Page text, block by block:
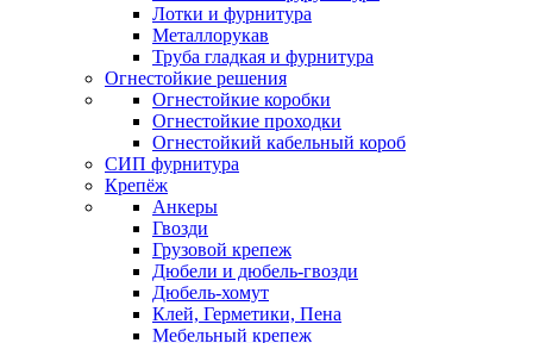
Лотки и фурнитура
Металлорукав
Труба гладкая и фурнитура
Огнестойкие решения
Огнестойкие коробки
Огнестойкие проходки
Огнестойкий кабельный короб
СИП фурнитура
Крепёж
Анкеры
Гвозди
Грузовой крепеж
Дюбели и дюбель-гвозди
Дюбель-хомут
Клей, Герметики, Пена
Мебельный крепеж